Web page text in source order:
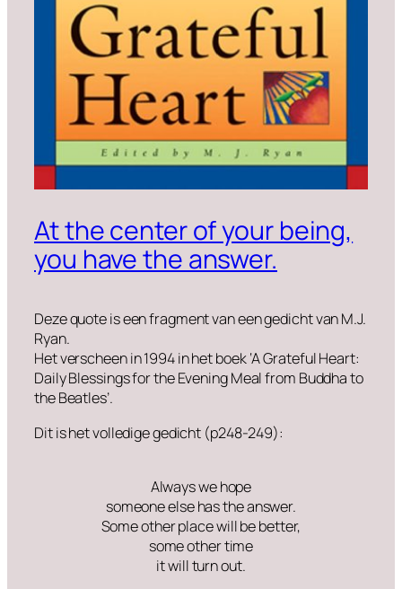
At the center of your being,
you have the answer.
Deze quote is een fragment van een gedicht van M.J.
Ryan.
Het verscheen in 1994 in het boek ‘A Grateful Heart:
Daily Blessings for the Evening Meal from Buddha to
the Beatles’.
Dit is het volledige gedicht (p248-249):
Always we hope
someone else has the answer.
Some other place will be better,
some other time
it will turn out.